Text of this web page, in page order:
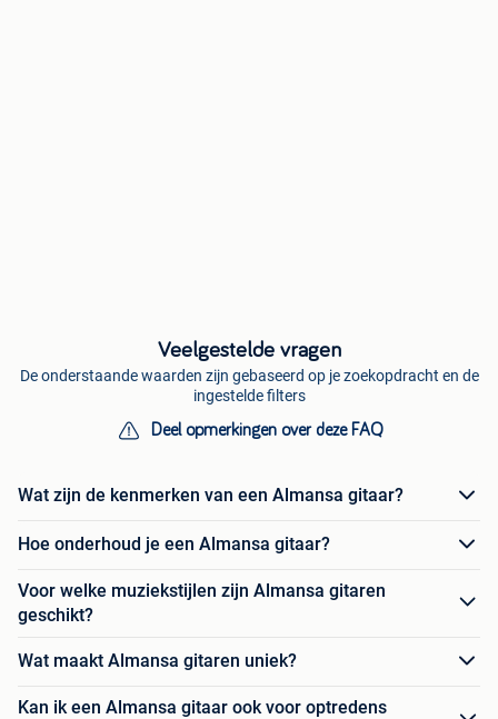
Veelgestelde vragen
De onderstaande waarden zijn gebaseerd op je zoekopdracht en de
ingestelde filters
Deel opmerkingen over deze FAQ
Wat zijn de kenmerken van een Almansa gitaar?
Hoe onderhoud je een Almansa gitaar?
Voor welke muziekstijlen zijn Almansa gitaren
geschikt?
Wat maakt Almansa gitaren uniek?
Kan ik een Almansa gitaar ook voor optredens